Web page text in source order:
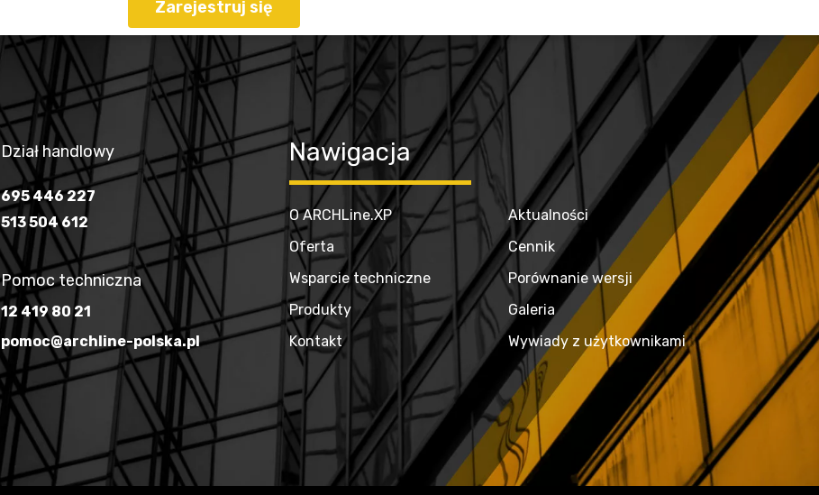
Zarejestruj się
Dział handlowy
695 446 227
513 504 612
Pomoc techniczna
12 419 80 21
pomoc@archline-polska.pl
Nawigacja
O ARCHLine.XP
Oferta
Wsparcie techniczne
Produkty
Kontakt
Aktualności
Cennik
Porównanie wersji
Galeria
Wywiady z użytkownikami